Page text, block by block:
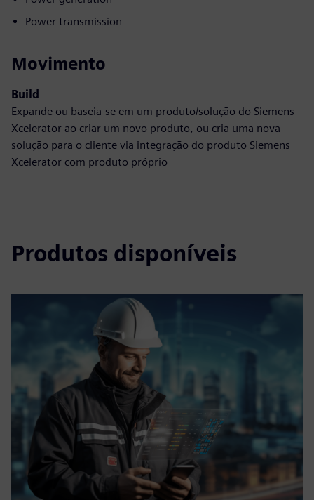
Power transmission
Movimento
Build
Expande ou baseia-se em um produto/solução do Siemens
Xcelerator ao criar um novo produto, ou cria uma nova
solução para o cliente via integração do produto Siemens
Xcelerator com produto próprio
Produtos disponíveis